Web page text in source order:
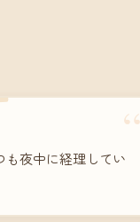
“
も夜中に経理してい